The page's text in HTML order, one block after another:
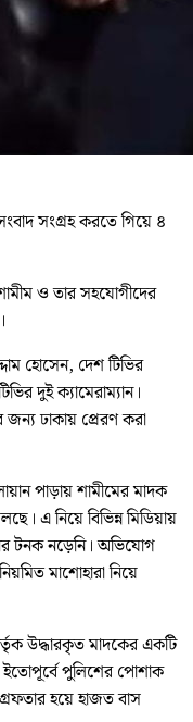
সংগ্রহ করতে গিয়ে ৪
ও তার সহযোগীদের
হোসেন, দেশ টিভির
দুই ক্যামেরাম্যান।
ঢাকায় প্রেরণ করা
পাড়ায় শামীমের মাদক
এ নিয়ে বিভিন্ন মিডিয়ায়
টনক নড়েনি। অভিযোগ
মাশোহারা নিয়ে
উদ্ধারকৃত মাদকের একটি
পুলিশের পোশাক
হয়ে হাজত বাস